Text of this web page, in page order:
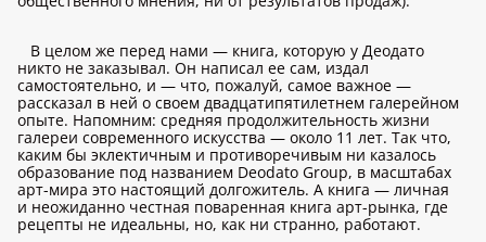
В целом же перед нами — книга, которую у Деодато
никто не заказывал. Он написал ее сам, издал
самостоятельно, и — что, пожалуй, самое важное —
рассказал в ней о своем двадцатипятилетнем галерейном
опыте. Напомним: средняя продолжительность жизни
галереи современного искусства — около 11 лет. Так что,
каким бы эклектичным и противоречивым ни казалось
образование под названием Deodato Group, в масштабах
арт-мира это настоящий долгожитель. А книга — личная
и неожиданно честная поваренная книга арт-рынка, где
рецепты не идеальны, но, как ни странно, работают.